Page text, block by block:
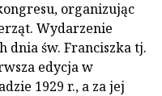
organizując
Wydarzenie
dnia św. Franciszka tj.
edycja w
1929 r., a za jej